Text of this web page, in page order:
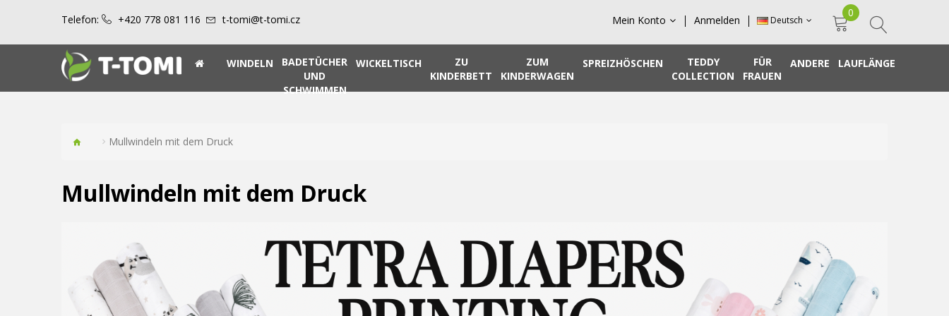
Telefon: +420 778 081 116 t-tomi@t-tomi.cz Mein Konto Anmelden Deutsch
0
WINDELN
BADETÜCHER
UND
SCHWIMMEN
WICKELTISCH
ZU
KINDERBETT
ZUM
KINDERWAGEN
SPREIZHÖSCHEN
TEDDY
COLLECTION
FÜR
FRAUEN
ANDERE LAUFLÄNGE
Mullwindeln mit dem Druck
Mullwindeln mit dem Druck